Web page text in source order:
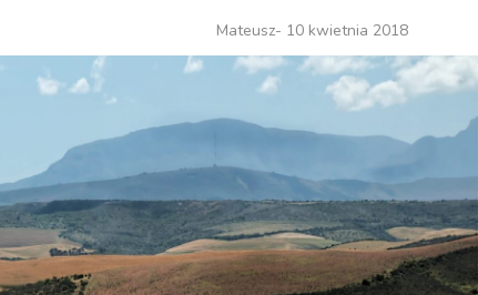
Mateusz- 10 kwietnia 2018